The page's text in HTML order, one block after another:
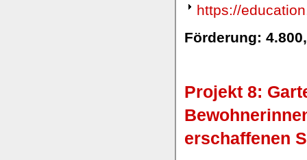
https://
Förderung:
Projekt 8:
erschaffenen